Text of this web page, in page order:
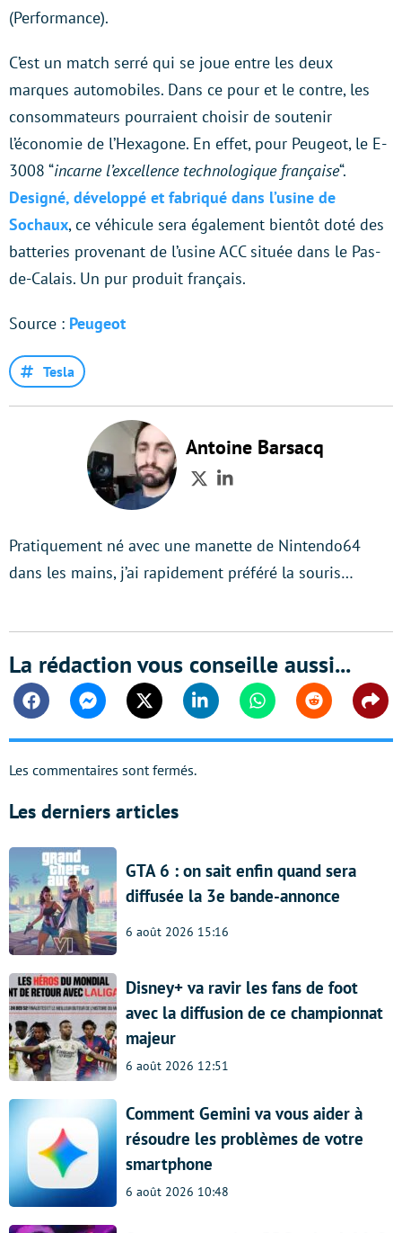
(Performance).
C’est un match serré qui se joue entre les deux
marques automobiles. Dans ce pour et le contre, les
consommateurs pourraient choisir de soutenir
l’économie de l’Hexagone. En effet, pour Peugeot, le E-
3008 “incarne l’excellence technologique française“.
Designé, développé et fabriqué dans l’usine de
Sochaux, ce véhicule sera également bientôt doté des
batteries provenant de l’usine ACC située dans le Pas-
de-Calais. Un pur produit français.
Source : Peugeot
Tesla
Antoine Barsacq
TwitterLinkedIn
Pratiquement né avec une manette de Nintendo64
dans les mains, j’ai rapidement préféré la souris…
La rédaction vous conseille aussi...
FacebookMessengerTwitter Linkedin WhatsappReddit
Les commentaires sont fermés.
Les derniers articles
GTA 6 : on sait enfin quand sera
diffusée la 3e bande-annonce
6 août 2026 15:16
Disney+ va ravir les fans de foot
avec la diffusion de ce championnat
majeur
6 août 2026 12:51
Comment Gemini va vous aider à
résoudre les problèmes de votre
smartphone
6 août 2026 10:48